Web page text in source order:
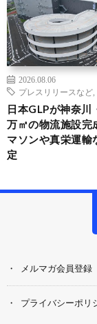
2026.08.06
プレスリリースなど
日本GLPが神奈川
万㎡の物流施設完
マソンや真栄運輸
定
メルマガ会員登録
プライバシーポリ